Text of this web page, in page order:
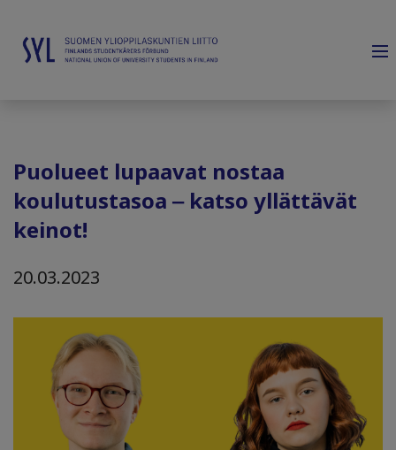
Puolueet lupaavat nostaa
koulutustasoa ‒ katso yllättävät
keinot!
20.03.2023